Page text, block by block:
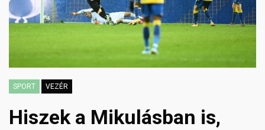
SPORT VEZÉR
Hiszek a Mikulásban is,